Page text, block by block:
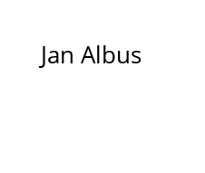
Jan Albus